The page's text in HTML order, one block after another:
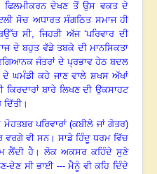
ਫਿਲਮੀਕਰਨ ਦੇਖਣ ਤੋਂ ਉਸ ਵਕਤ ਦੇ
ਸੋਚ ਅਧਾਰਤ ਸੰਗਠਿਤ ਸਮਾਜ ਹੀ
ਸੀ,ਜਿਹੜੀ ਅੱਜ ‘ਪਰਿਵਾਰ ਦੀ
ਦੇ ਬਹੁਤ ਵੱਡੇ ਤਬਕੇ ਦੀ ਮਾਨਸਿਕਤਾ
ਜੰਤਰਾਂ ਦੇ ਪ੍ਰਭਾਵ ਹੇਠ ਬਦਲ
ਦੇ ਘਮੰਡੀ ਕਹੇ ਜਾਣ ਵਾਲੇ ਸ਼ਖਸ ਅੱਖਾਂ
ਬਾਰੇ ਲਿਖਣ ਦੀ ਉਕਸਾਹਟ
।
ਪਰਿਵਾਰਾਂ (ਕਬੀਲੇ ਜਾਂ ਗੋਤਰ)
ਵਰਗੇ ਵੀ ਸਨ। ਸਾਡੇ ਹਿੰਦੂ ਧਰਮ ਵਿੱਚ
ਲੈਂਦੀ ਹੈ ।ਲੋਕ ਅਕਸਰ ਕਹਿੰਦੇ ਸੁਣੇ
ਦੇਣ ਸੀ ਭਾਈ --- ਮੈਨੂੰ ਵੀ ਕਹਿ ਦਿੰਦੇ